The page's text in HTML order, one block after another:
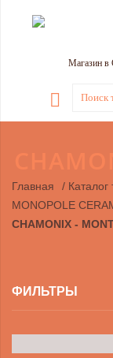
Магазин в
Главная / Каталог
MONOPOLE
CHAMONIX -
ФИЛЬТРЫ